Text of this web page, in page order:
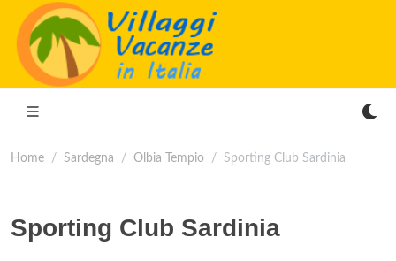
Home Sardegna Olbia Tempio Sporting Club Sardinia
Sporting Club Sardinia